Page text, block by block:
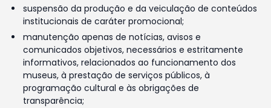
suspensão da produção e da veiculação de conteúdos
institucionais de caráter promocional;
manutenção apenas de notícias, avisos e
comunicados objetivos, necessários e estritamente
informativos, relacionados ao funcionamento dos
museus, à prestação de serviços públicos, à
programação cultural e às obrigações de
transparência;